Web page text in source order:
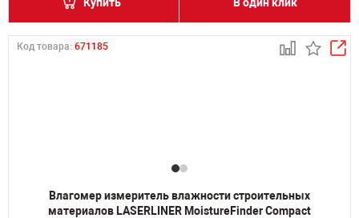
Код товара: 671185
Влагомер измеритель влажности строительных
материалов LASERLINER MoistureFinder Compact